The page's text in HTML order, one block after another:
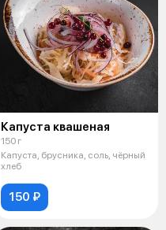
Капуста квашеная
150 г
Капуста, брусника, соль, чёрный
хлеб
150 ₽